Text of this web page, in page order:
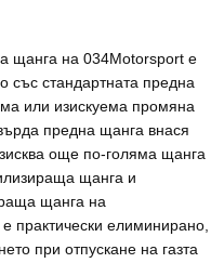
щанга на 034Motorsport е
със стандартната предна
или изискуема промяна
предна щанга внася
още по-голяма щанга
щанга и
щанга на
практически елиминирано,
при отпускане на газта